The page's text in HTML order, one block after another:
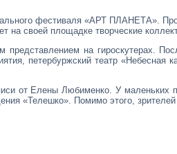
фестиваля «АРТ ПЛАНЕТА».
на своей площадке творческие
на гироскутерах.
петербуржский театр «Небесная
от Елены Любименко. У
«Телешко». Помимо этого,